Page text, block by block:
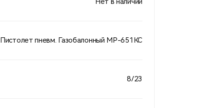
Пистолет пневм. Газобалонный МР-651КС
8/23